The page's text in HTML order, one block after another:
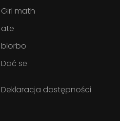
Girl math
ate
blorbo
Dać se
Deklaracja dostępności